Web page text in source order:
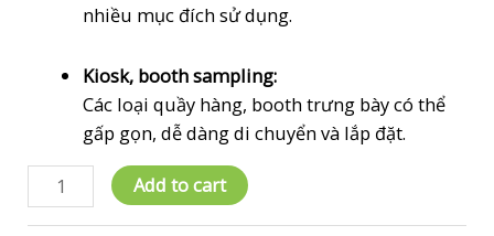
nhiều mục đích sử dụng.
Kiosk, booth sampling:
Các loại quầy hàng, booth trưng bày có thể
gấp gọn, dễ dàng di chuyển và lắp đặt.
Thuê
Xe
Add to cart